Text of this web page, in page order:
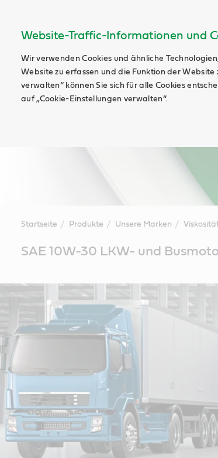
Website-Traffic-Informationen und
Wir verwenden Cookies und ähnliche
Website zu erfassen und die Funktion der
verwalten“ können Sie sich für alle Cookies
auf „Cookie-Einstellungen verwalten“.
Startseite Produkte Unsere Marken
ContentSAE 10W-30 LKW- und